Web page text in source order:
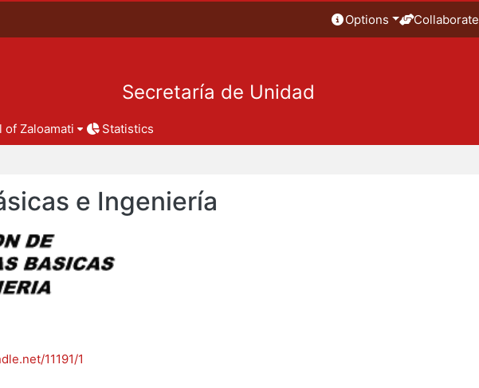
Options Collaborate
Secretaría de Unidad
of Zaloamati Statistics
e Ingeniería
11191/1